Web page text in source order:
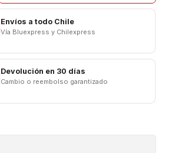
Envíos a todo Chile
Vía Bluexpress y Chilexpress
Devolución en 30 días
Cambio o reembolso garantizado